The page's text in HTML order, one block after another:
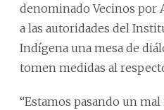
denominado Vecinos por
a las autoridades del
Indígena una mesa de
tomen medidas al
“Estamos pasando un